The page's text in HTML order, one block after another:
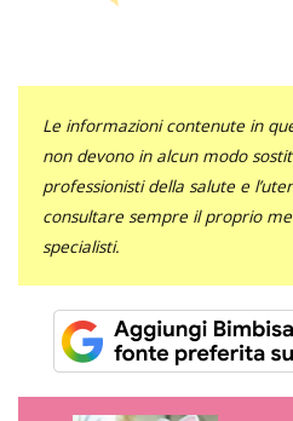
Le informazioni contenute in
non devono in alcun modo
professionisti della salute e
consultare sempre il proprio
specialisti.